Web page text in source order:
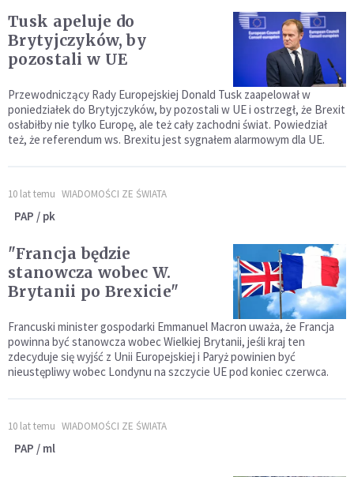
Tusk apeluje do
Brytyjczyków, by
pozostali w UE
Przewodniczący Rady Europejskiej Donald Tusk zaapelował w
poniedziałek do Brytyjczyków, by pozostali w UE i ostrzegł, że Brexit
osłabiłby nie tylko Europę, ale też cały zachodni świat. Powiedział
też, że referendum ws. Brexitu jest sygnałem alarmowym dla UE.
10 lat temu WIADOMOŚCI ZE ŚWIATA
PAP / pk
"Francja będzie
stanowcza wobec W.
Brytanii po Brexicie"
Francuski minister gospodarki Emmanuel Macron uważa, że Francja
powinna być stanowcza wobec Wielkiej Brytanii, jeśli kraj ten
zdecyduje się wyjść z Unii Europejskiej i Paryż powinien być
nieustępliwy wobec Londynu na szczycie UE pod koniec czerwca.
10 lat temu WIADOMOŚCI ZE ŚWIATA
PAP / ml